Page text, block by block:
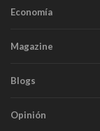
Economía
Magazine
Blogs
Opinión